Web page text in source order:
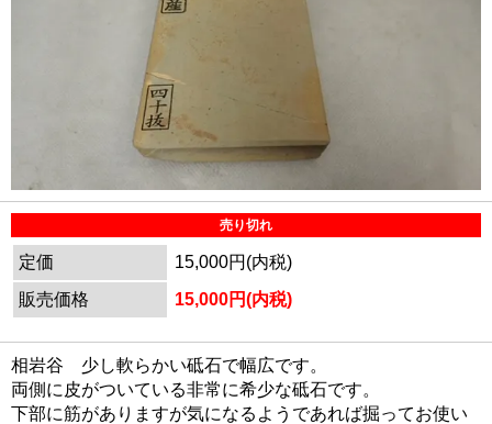
売り切れ
定価
15,000円(内税)
販売価格
15,000円(内税)
相岩谷 少し軟らかい砥石で幅広です。
両側に皮がついている非常に希少な砥石です。
下部に筋がありますが気になるようであれば掘ってお使い